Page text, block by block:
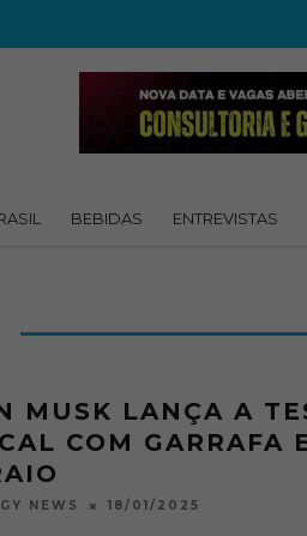
BEBIDAS ENTREVISTAS
MUSK LANÇA A
COM GARRAFA
NEWS 18/01/2025